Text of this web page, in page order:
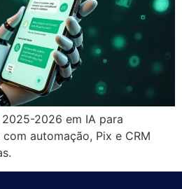
2026 em IA para
automação, Pix e CRM